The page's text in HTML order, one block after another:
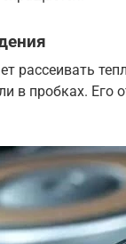
рассеивать
в пробках. Его